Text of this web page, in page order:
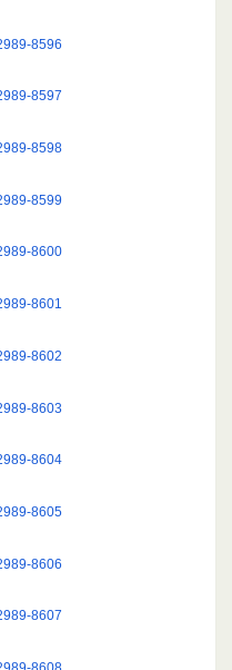
8596
8597
8598
8599
8600
8601
8602
8603
8604
8605
8606
8607